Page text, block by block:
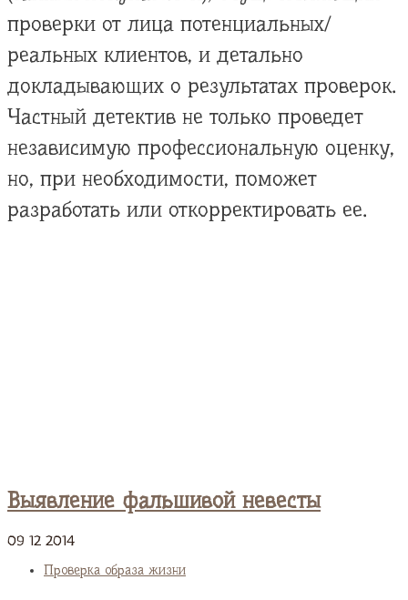
проверки от лица потенциальных/
реальных клиентов, и детально
докладывающих о результатах проверок.
Частный детектив не только проведет
независимую профессиональную оценку,
но, при необходимости, поможет
разработать или откорректировать ее.
Выявление фальшивой невесты
09 12 2014
Проверка образа жизни